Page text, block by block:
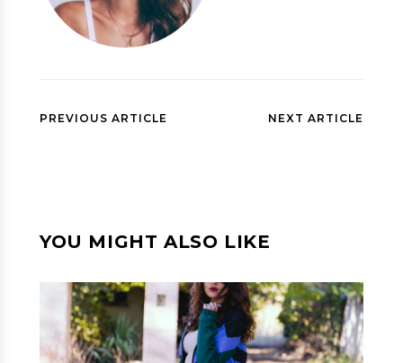
PREVIOUS ARTICLE NEXT ARTICLE
YOU MIGHT ALSO LIKE